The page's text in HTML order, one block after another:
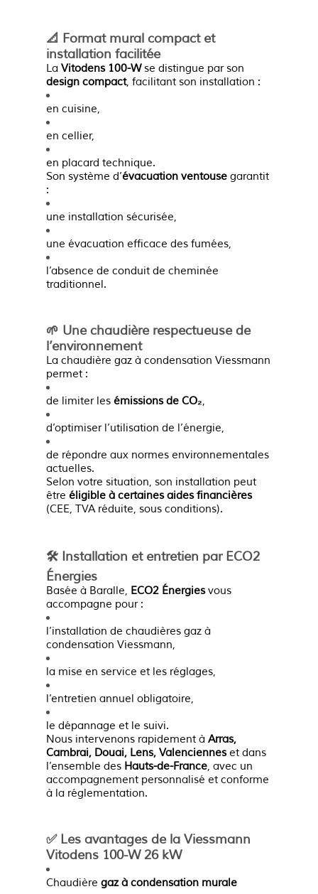
📐 Format mural compact et
installation facilitée
La Vitodens 100-Wse distingue par son
design compact, facilitant son installation :
en cuisine,
en cellier,
en placard technique.
Son système d’évacuation ventouse garantit
:
une installation sécurisée,
une évacuation efficace des fumées,
l’absence de conduit de cheminée
traditionnel.
🌱 Une chaudière respectueuse de
l’environnement
La chaudière gaz à condensation Viessmann
permet :
de limiter les émissions de CO₂,
d’optimiser l’utilisation de l’énergie,
de répondre aux normes environnementales
actuelles.
Selon votre situation, son installation peut
être éligible à certaines aides financières
(CEE, TVA réduite, sous conditions).
🛠️ Installation et entretien par ECO2
Énergies
Basée à Baralle, ECO2 Énergiesvous
accompagne pour :
l’installation de chaudières gaz à
condensation Viessmann,
la mise en service et les réglages,
l’entretien annuel obligatoire,
le dépannage et le suivi.
Nous intervenons rapidement à Arras,
Cambrai, Douai, Lens, Valencienneset dans
l’ensemble des Hauts-de-France, avec un
accompagnement personnalisé et conforme
à la réglementation.
✅ Les avantages de la Viessmann
Vitodens 100-W 26 kW
Chaudière gaz à condensation murale